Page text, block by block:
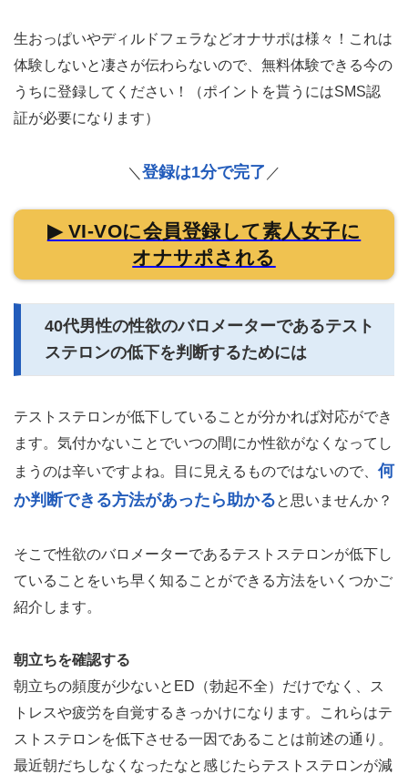
生おっぱいやディルドフェラなどオナサポは様々！これは
体験しないと凄さが伝わらないので、無料体験できる今の
うちに登録してください！（ポイントを貰うにはSMS認
証が必要になります）
＼ 登録は1分で完了 ／
▶ VI-VOに会員登録して素人女子に
オナサポされる
40代男性の性欲のバロメーターであるテスト
ステロンの低下を判断するためには
テストステロンが低下していることが分かれば対応ができ
ます。気付かないことでいつの間にか性欲がなくなってし
まうのは辛いですよね。目に見えるものではないので、 何
か判断できる方法があったら助かると思いませんか？
そこで性欲のバロメーターであるテストステロンが低下し
ていることをいち早く知ることができる方法をいくつかご
紹介します。
朝立ちを確認する
朝立ちの頻度が少ないとED（勃起不全）だけでなく、ス
トレスや疲労を自覚するきっかけになります。これらはテ
ストステロンを低下させる一因であることは前述の通り。
最近朝だちしなくなったなと感じたらテストステロンが減